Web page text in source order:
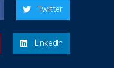
Twitter
LinkedIn